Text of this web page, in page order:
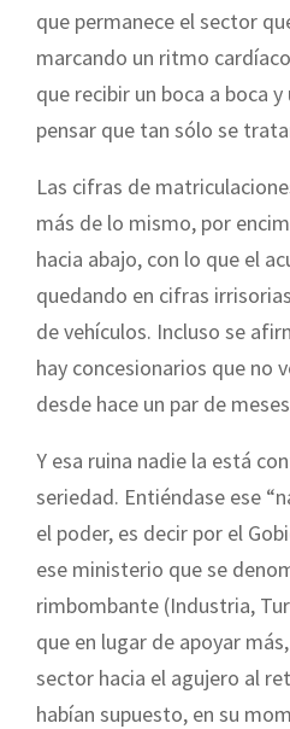
que permanece el sector
marcando un ritmo
que recibir un boca a boca
pensar que tan sólo se
Las cifras de
más de lo mismo, por
hacia abajo, con lo que el
quedando en cifras
de vehículos. Incluso se
hay concesionarios que no
desde hace un par de
Y esa ruina nadie la está
seriedad. Entiéndase ese
el poder, es decir por el
ese ministerio que se
rimbombante (Industria,
que en lugar de apoyar
sector hacia el agujero al
habían supuesto, en su